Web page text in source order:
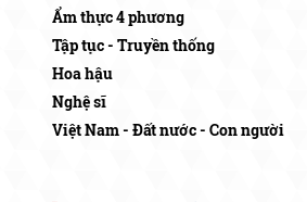
Ẩm thực 4 phương
Tập tục - Truyền thống
Hoa hậu
Nghệ sĩ
Việt Nam - Đất nước - Con người